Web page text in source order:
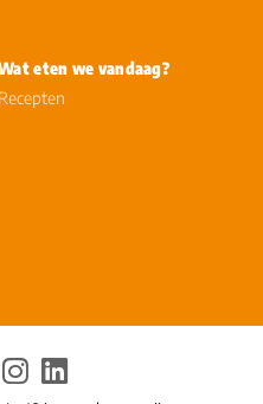
eten we vandaag?
Recepten